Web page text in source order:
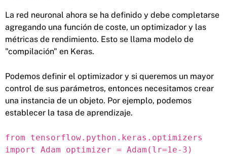
La red neuronal ahora se ha definido y debe completarse
agregando una función de coste, un optimizador y las
métricas de rendimiento. Esto se llama modelo de
"compilación" en Keras.
Podemos definir el optimizador y si queremos un mayor
control de sus parámetros, entonces necesitamos crear
una instancia de un objeto. Por ejemplo, podemos
establecer la tasa de aprendizaje.
from tensorflow.python.keras.optimizers
import Adam optimizer = Adam(lr=1e-3)